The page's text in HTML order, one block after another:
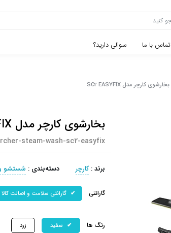
تماس با ما سوالی دارید؟
بخارشوی کارچر مدل SC2 EASYFIX
بخارشوی کارچر مدل SC2 EASYFIX
steam-wash-sc2-easyfix
برند:کارچر دسته‌بندی : شستشو
گارانتی گارانتی سلامت و اصالت کالا
رنگ ها سفید زرد